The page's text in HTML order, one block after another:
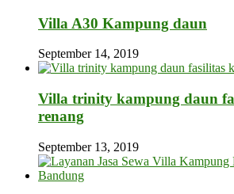
Villa A30 Kampung daun
September 14, 2019
Villa trinity kampung daun
renang
September 13, 2019